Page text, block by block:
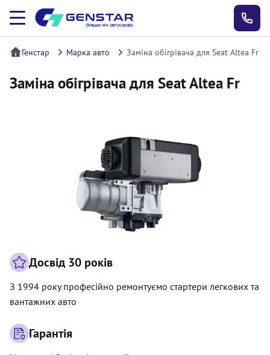
Генстар Марка авто Заміна обігрівача для Seat Altea Fr
Заміна обігрівача для Seat Altea Fr
Досвід 30 років
З 1994 року професійно ремонтуємо стартери легкових та
вантажних авто
Гарантія